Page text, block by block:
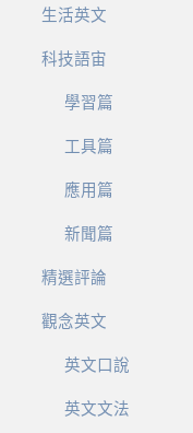
生活英文
科技語宙
學習篇
工具篇
應用篇
新聞篇
精選評論
觀念英文
英文口說
英文文法